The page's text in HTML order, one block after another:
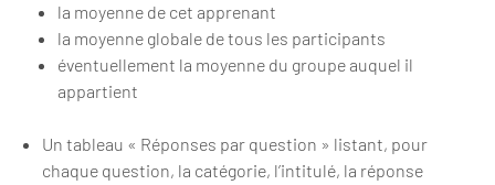
la moyenne de cet apprenant
la moyenne globale de tous les participants
éventuellement la moyenne du groupe auquel il
appartient
Un tableau « Réponses par question » listant, pour
chaque question, la catégorie, l’intitulé, la réponse